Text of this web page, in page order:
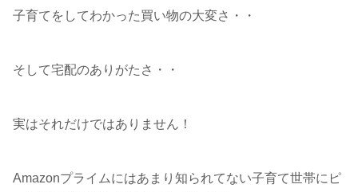
子育てをしてわかった買い物の大変さ・・
そして宅配のありがたさ・・
実はそれだけではありません！
Amazonプライムにはあまり知られてない子育て世帯にピ